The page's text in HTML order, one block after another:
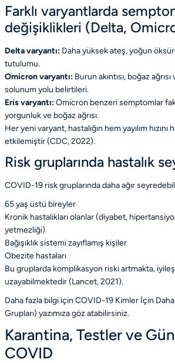
Farklı varyantlarda
değişiklikleri (Delta,
Delta varyantı: Daha yüksek ateş, yoğun
tutulumu.
Omicron varyantı: Burun akıntısı, boğaz
solunum yolu belirtileri.
Eris varyantı:Omicron benzeri semptomlar
yorgunluk ve boğaz ağrısı.
Her yeni varyant, hastalığın hem yayılım
etkilemiştir(CDC, 2022).
Risk gruplarında hastalık
COVID-19 risk gruplarında daha ağır
65 yaş üstü bireyler
Kronik hastalıkları olanlar (diyabet,
yetmezliği)
Bağışıklık sistemi zayıflamış kişiler
Obezite hastaları
Bu gruplarda komplikasyon riski artmakta,
uzayabilmektedir(Lancet, 2021).
Daha fazla bilgi için COVID-19 Kimler İçin
Grupları)yazımıza göz atabilirsiniz.
Karantina, Testler ve
COVID